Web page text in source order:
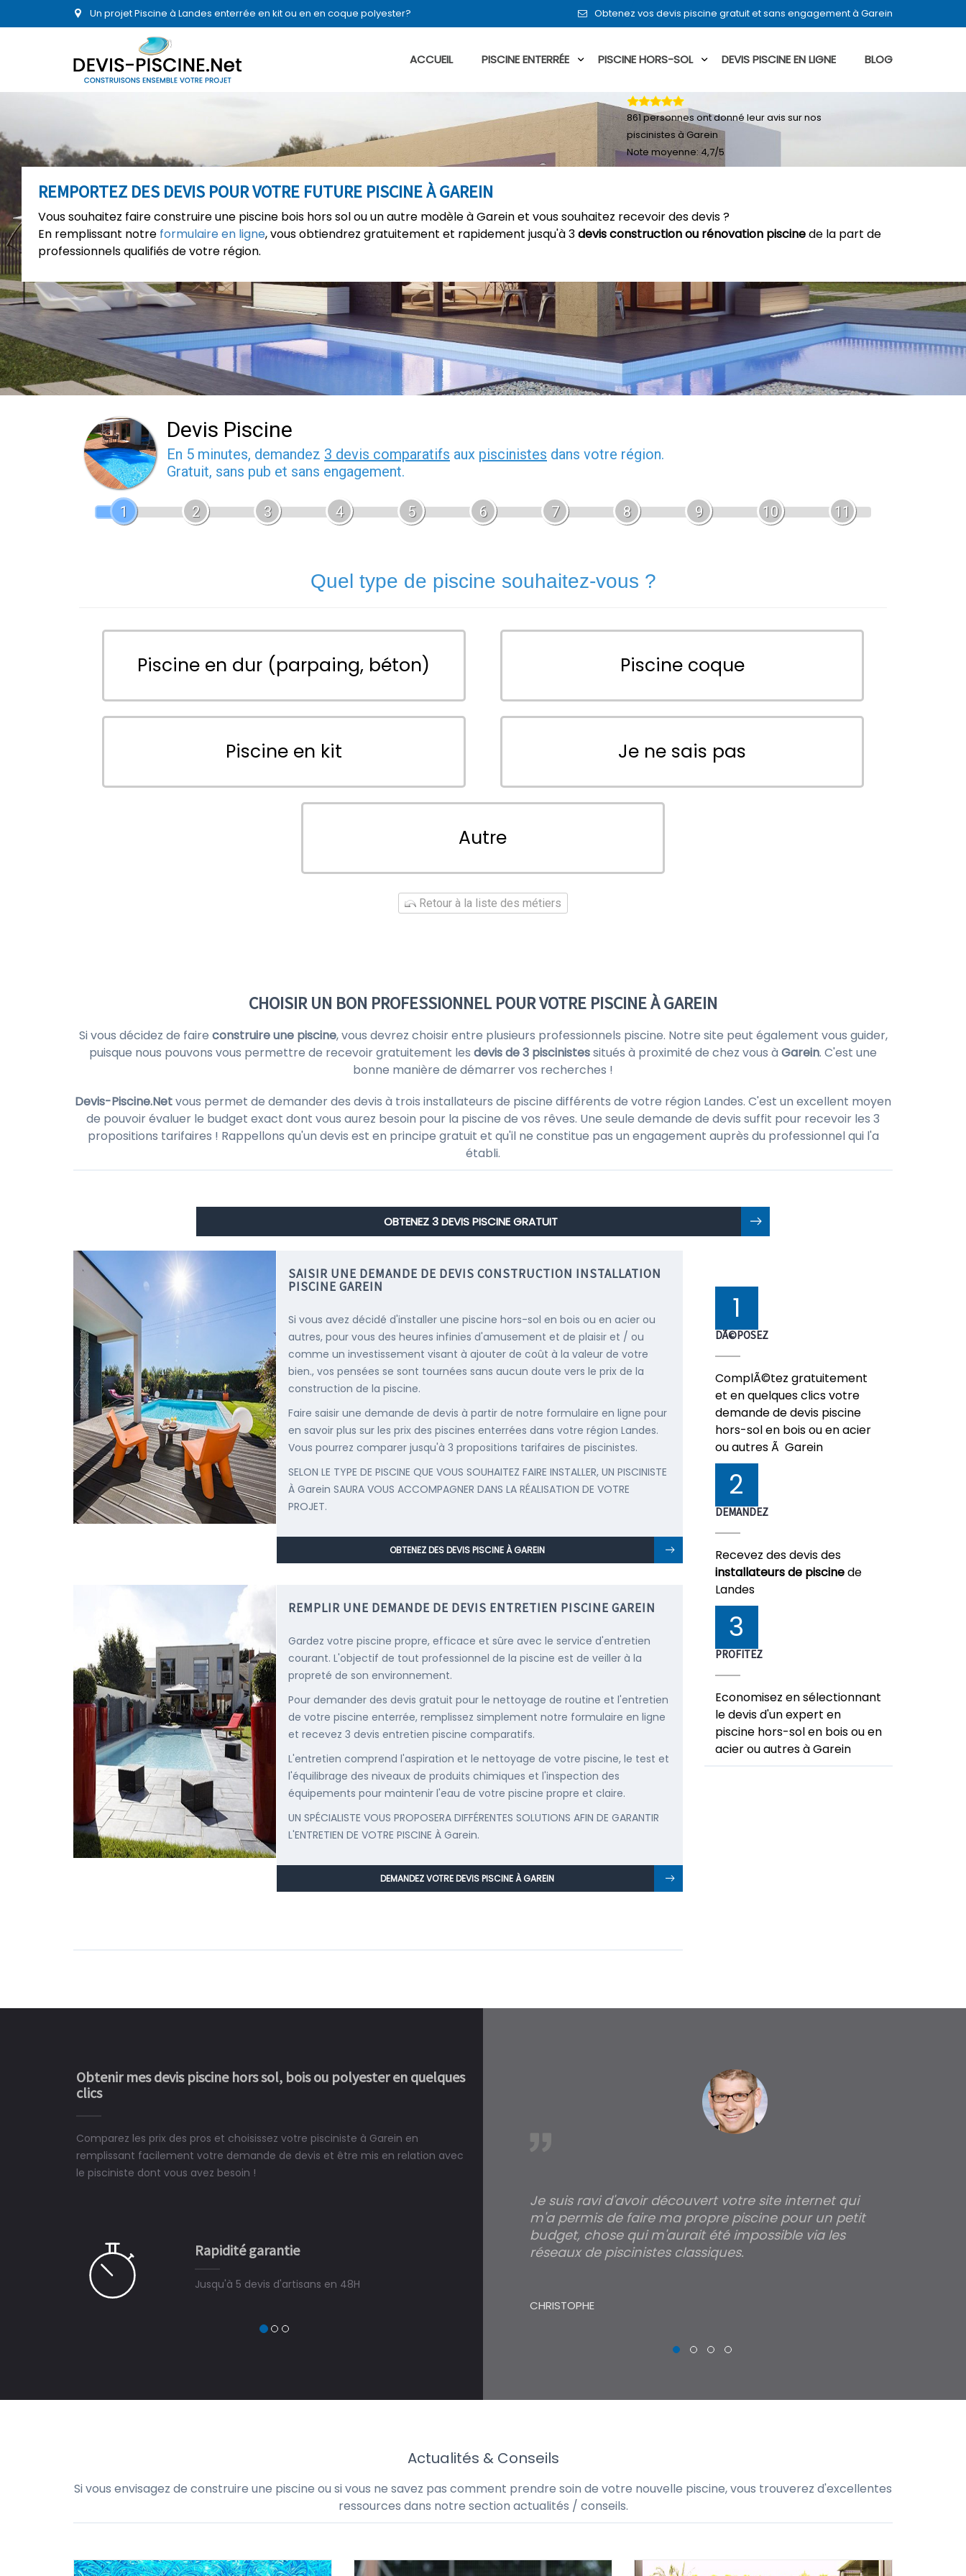
Un projet Piscine à Landes enterrée en kit ou en en coque polyester? Obtenez vos devis piscine gratuit et sans engagement à Garein
ACCUEIL PISCINE ENTERRÉE PISCINE HORS-SOL DEVIS PISCINE EN LIGNE BLOG
REMPORTEZ DES DEVIS POUR VOTRE FUTURE PISCINE À GAREIN
Vous souhaitez faire construire une piscine bois hors sol ou un autre modèle à Garein et vous souhaitez recevoir des devis ?
En remplissant notre formulaire en ligne, vous obtiendrez gratuitement et rapidement jusqu'à 3devis construction ou rénovation piscinede la part de
professionnels qualifiés de votre région.
861personnes ont donné leuravis sur nos
piscinistes à Garein
Note moyenne:4,7/5
Devis Piscine
En 5 minutes, demandez 3 devis comparatifs aux piscinistes dans votre région.
Gratuit, sans pub et sans engagement.
1 2 3 4 5 6 7 8 9 10 11
Quel type de piscine souhaitez-vous ?
Piscine en dur (parpaing, béton) Piscine coque
Piscine en kit Je ne sais pas
Autre
Retour à la liste des métiers
CHOISIR UN BON PROFESSIONNEL POUR VOTRE PISCINE À GAREIN
Si vous décidez de faire construire une piscine, vous devrez choisir entre plusieurs professionnels piscine. Notre site peut également vous guider,
puisque nous pouvons vous permettre de recevoir gratuitement les devis de 3 piscinistessitués à proximité de chez vous à Garein. C'est une
bonne manière de démarrer vos recherches !
Devis-Piscine.Netvous permet de demander des devis à trois installateurs de piscine différents de votre région Landes. C'est un excellent moyen
de pouvoir évaluer le budget exact dont vous aurez besoin pour la piscine de vos rêves. Une seule demande de devis suffit pour recevoir les 3
propositions tarifaires ! Rappellons qu'un devis est en principe gratuit et qu'il ne constitue pas un engagement auprès du professionnel qui l'a
établi.
OBTENEZ 3 DEVIS PISCINE GRATUIT
SAISIR UNE DEMANDE DE DEVIS CONSTRUCTION INSTALLATION
PISCINE GAREIN
Si vous avez décidé d'installer une piscine hors-sol en bois ou en acier ou
autres, pour vous des heures infinies d'amusement et de plaisir et / ou
comme un investissement visant à ajouter de coût à la valeur de votre
bien., vos pensées se sont tournées sans aucun doute vers le prix de la
construction de la piscine.
Faire saisir une demande de devis à partir de notre formulaire en ligne pour
en savoir plus sur les prix des piscines enterrées dans votre région Landes.
Vous pourrez comparer jusqu'à 3 propositions tarifaires de piscinistes.
SELON LE TYPE DE PISCINE QUE VOUS SOUHAITEZ FAIRE INSTALLER, UN PISCINISTE
À Garein SAURA VOUS ACCOMPAGNER DANS LA RÉALISATION DE VOTRE
PROJET.
OBTENEZ DES DEVIS PISCINE À GAREIN
REMPLIR UNE DEMANDE DE DEVIS ENTRETIEN PISCINE GAREIN
Gardez votre piscine propre, efficace et sûre avec le service d'entretien
courant. L'objectif de tout professionnel de la piscine est de veiller à la
propreté de son environnement.
Pour demander des devis gratuit pour le nettoyage de routine et l'entretien
de votre piscine enterrée, remplissez simplement notre formulaire en ligne
et recevez 3 devis entretien piscine comparatifs.
L'entretien comprend l'aspiration et le nettoyage de votre piscine, le test et
l'équilibrage des niveaux de produits chimiques et l'inspection des
équipements pour maintenir l'eau de votre piscine propre et claire.
UN SPÉCIALISTE VOUS PROPOSERA DIFFÉRENTES SOLUTIONS AFIN DE GARANTIR
L'ENTRETIEN DE VOTRE PISCINE À Garein.
DEMANDEZ VOTRE DEVIS PISCINE À GAREIN
1
DÃ©POSEZ
ComplÃ©tez gratuitement
et en quelques clics votre
demande de devis piscine
hors-sol en bois ou en acier
ou autres Ã Garein
2
DEMANDEZ
Recevez des devis des
installateurs de piscinede
Landes
3
PROFITEZ
Economisez en sélectionnant
le devis d'un expert en
piscine hors-sol en bois ou en
acier ou autres à Garein
Obtenir mes devis piscine hors sol, bois ou polyester en quelques
clics
Comparez les prix des pros et choisissez votre pisciniste à Garein en
remplissant facilement votre demande de devis et être mis en relation avec
le pisciniste dont vous avez besoin !
Rapidité garantie
Jusqu'à 5 devis d'artisans en 48H
ne peut plus s'en passer.
Le rêve devient enfin réalité, une piscine est bien
construit chez moi.
Je suis ravi d'avoir découvert votre site internet qui
m'a permis de faire ma propre piscine pour un petit
budget, chose qui m'aurait été impossible via les
réseaux de piscinistes classiques.
CHRISTOPHE
Actualités & Conseils
Si vous envisagez de construire une piscine ou si vous ne savez pas comment prendre soin de votre nouvelle piscine, vous trouverez d'excellentes
ressources dans notre section actualités / conseils.